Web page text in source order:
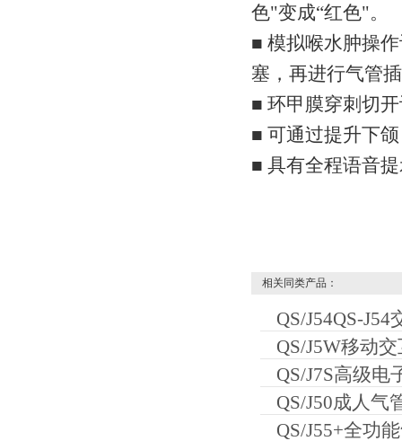
色"变成“红色"。
■ 模拟喉水肿操
塞，再进行气管
■ 环甲膜穿刺切
■ 可通过提升下
■ 具有全程语音
相关同类产品：
QS/J54QS-
QS/J5W移动
QS/J7S高级
QS/J50成人气
QS/J55+全功